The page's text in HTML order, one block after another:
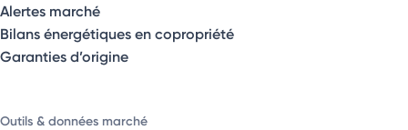
Alertes marché
Bilans énergétiques en copropriété
Garanties d’origine
Outils & données marché